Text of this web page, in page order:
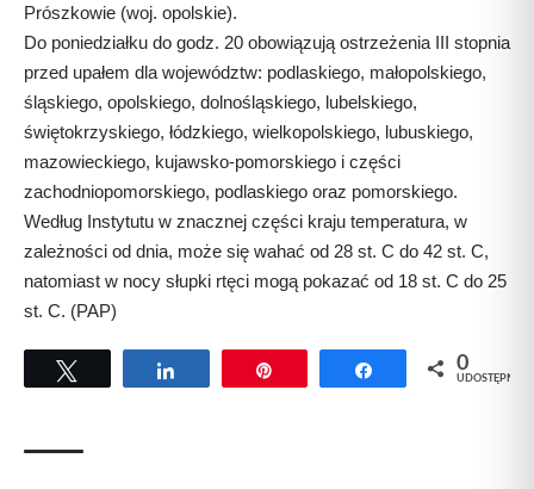
Prószkowie (woj. opolskie).
Do poniedziałku do godz. 20 obowiązują ostrzeżenia III stopnia
przed upałem dla województw: podlaskiego, małopolskiego,
śląskiego, opolskiego, dolnośląskiego, lubelskiego,
świętokrzyskiego, łódzkiego, wielkopolskiego, lubuskiego,
mazowieckiego, kujawsko-pomorskiego i części
zachodniopomorskiego, podlaskiego oraz pomorskiego.
Według Instytutu w znacznej części kraju temperatura, w
zależności od dnia, może się wahać od 28 st. C do 42 st. C,
natomiast w nocy słupki rtęci mogą pokazać od 18 st. C do 25
st. C. (PAP)
Udostępnij Udostępnij
0
UDOSTĘPNIEŃ